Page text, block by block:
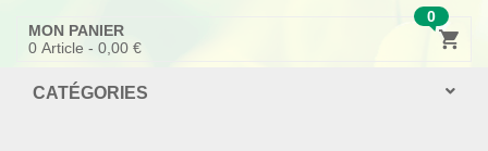
0
MON PANIER
0 Article - 0,00 €
CATÉGORIES